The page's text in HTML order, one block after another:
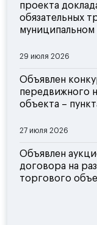
проекта
обязательных
29 июля 2026
Объявлен
передвижного
объекта –
27 июля 2026
Объявлен
договора на
торгового